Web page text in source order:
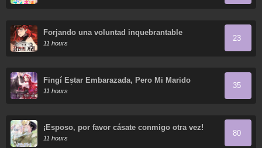
Forjando una voluntad inquebrantable
11 hours
23
Fingí Estar Embarazada, Pero Mi Marido
Regresó
11 hours
35
¡Esposo, por favor cásate conmigo otra vez!
11 hours
80